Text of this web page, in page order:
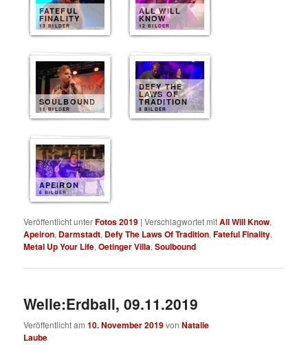
FATEFUL
FINALITY
13 BILDER
ALL WILL
KNOW
12 BILDER
SOULBOUND
11 BILDER
DEFY THE
LAWS OF
TRADITION
8 BILDER
APEIRON
6 BILDER
Veröffentlicht unterFotos 2019 |Verschlagwortet mitAll Will Know,
Apeiron, Darmstadt, Defy The Laws Of Tradition,Fateful Finality,
Metal Up Your Life,Oetinger Villa,Soulbound
Welle:Erdball, 09.11.2019
Veröffentlicht am10. November 2019vonNatalie
Laube